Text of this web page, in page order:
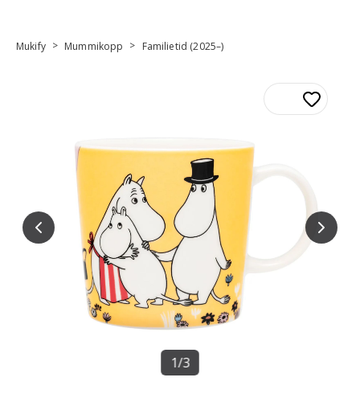
Mukify > Mummikopp > Familietid (2025–)
1/3